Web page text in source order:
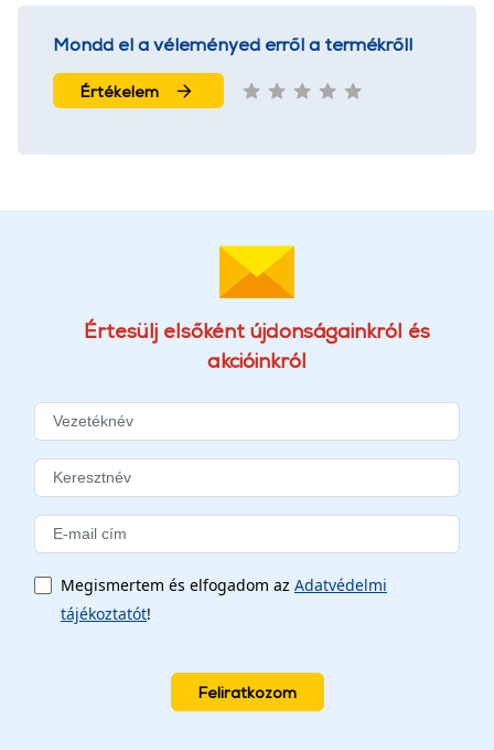
Mondd el a véleményed erről a termékről!
Értékelem
Értesülj elsőként újdonságainkról és
akcióinkról
Megismertem és elfogadom az Adatvédelmi
tájékoztatót!
Feliratkozom